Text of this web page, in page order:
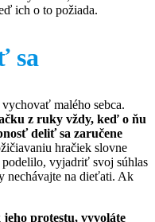
ich o to požiada.
sa
malého sebca.
z ruky vždy, keď o ňu
deliť sa zaručene
hračiek slovne
vyjadriť svoj súhlas
nechávajte na dieťati. Ak
protestu, vyvoláte